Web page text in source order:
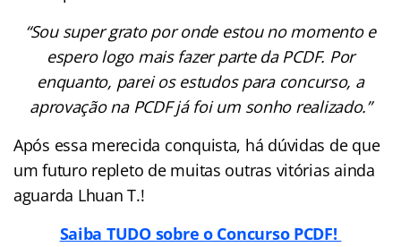
“Sou super grato por onde estou no momento e
espero logo mais fazer parte da PCDF. Por
enquanto, parei os estudos para concurso, a
aprovação na PCDF já foi um sonho realizado.”
Após essa merecida conquista, há dúvidas de que
um futuro repleto de muitas outras vitórias ainda
aguarda Lhuan T.!
Saiba TUDO sobre o Concurso PCDF!